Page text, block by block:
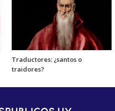
Traductores: ¿santos o
traidores?